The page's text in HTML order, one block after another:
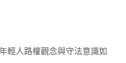
輕人路權觀念與守法意識如